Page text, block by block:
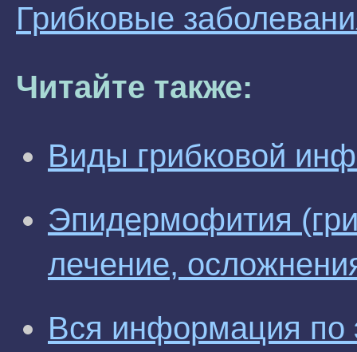
Грибковые
Читайте также:
Виды грибковой
Эпидермофития
лечение,
Вся информация по